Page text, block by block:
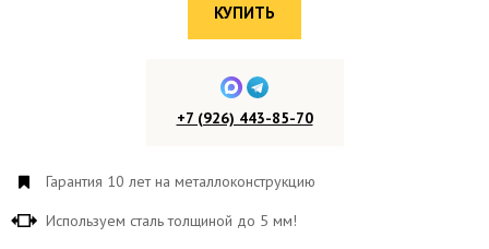
КУПИТЬ
+7 (926) 443-85-70
Гарантия 10 лет на металлоконструкцию
Используем сталь толщиной до 5 мм!